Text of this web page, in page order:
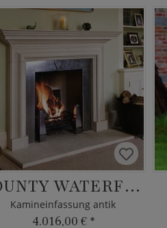
COUNTY WATERFORD
Kamineinfassung antik
4.016,00 € *